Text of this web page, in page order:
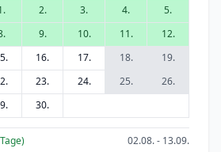
2. 3. 4.
5.
9. 10. 11.
12.
16. 17. 18.
19.
23. 24. 25.
26.
30.
Tage) 02.08. - 13.09.